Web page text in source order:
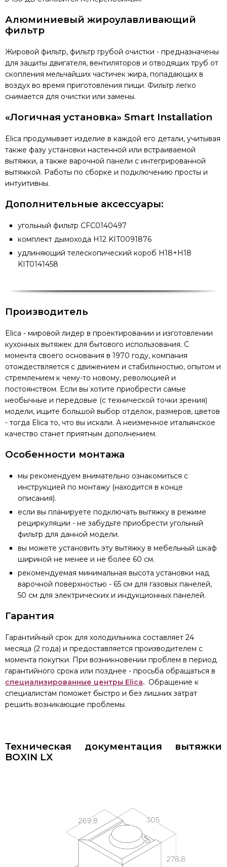
Алюминиевый жироулавливающий
фильтр
Жировой фильтр, фильтр грубой очистки - предназначены
для защиты двигателя, вентиляторов и отводящих труб от
скопления мельчайших частичек жира, попадающих в
воздух во время приготовления пищи. Фильтр легко
снимается для очистки или замены.
«Логичная установка» Smart Installation
Elica продумывает изделие в каждой его детали, учитывая
также фазу установки настенной или встраиваемой
вытяжки, а также варочной панели с интегрированной
вытяжкой. Работы по сборке и подключению просты и
интуитивны.
Дополнительные аксессуары:
угольный фильтр CFC0140497
комплект дымохода H12 KIT0091876
удлиняющий телескопический короб H18+H18
KIT0141458
Производитель
Elica - мировой лидер в проектировании и изготовлении
кухонных вытяжек для бытового использования. С
момента своего основания в 1970 году, компания
отождествляется с движением и стабильностью, опытом и
стремлением к чему-то новому, революцией и
постоянством. Если вы хотите приобрести самые
необычные и передовые (с технической точки зрения)
модели, ищите большой выбор отделок, размеров, цветов
- тогда Elica то, что вы искали. А неизменное итальянское
качество станет приятным дополнением.
Особенности монтажа
мы рекомендуем внимательно ознакомиться с
инструкцией по монтажу (находится в конце
описания).
если вы планируете подключать вытяжку в режиме
рециркуляции - не забудьте приобрести угольный
фильтр для данной модели.
вы можете установить эту вытяжку в мебельный шкаф
шириной не менее и не более 60 см.
рекомендуемая минимальная высота установки над
варочной поверхностью - 65 см для газовых панелей,
50 см для электрических и индукционных панелей.
Гарантия
Гарантийный срок для холодильника составляет 24
месяца (2 года) и предоставляется производителем с
момента покупки. При возникновении проблем в период
гарантийного срока или позднее - просьба обращаться в
специализированные центры Elica. Обращение к
специалистам поможет быстро и без лишних затрат
решить возникающие проблемы.
Техническая документация вытяжки
BOXIN LX